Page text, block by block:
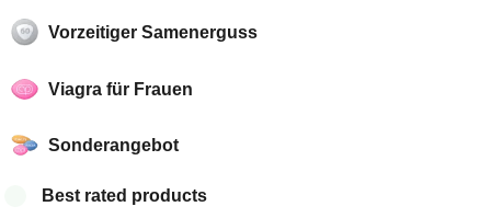
Vorzeitiger Samenerguss
Viagra für Frauen
Sonderangebot
Best rated products